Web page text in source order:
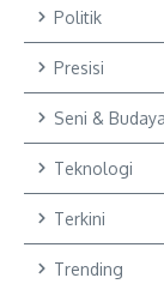
Politik
Presisi
Seni & Budaya
Teknologi
Terkini
Trending